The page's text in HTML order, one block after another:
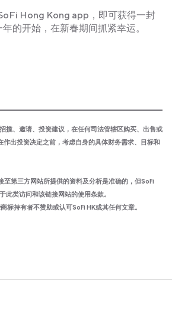
Hong Kong app，即可获得一封
的开始，在新春期间抓紧幸运。
揽、邀请、投资建议，在任何司法管辖区购买、出售或
出投资决定之前，考虑自身的具体财务需求、目标和
第三方网站所提供的资料及分析是准确的，但SoFi
此类访问和该链接网站的使用条款。
标持有者不赞助或认可SoFi HK或其任何文章。